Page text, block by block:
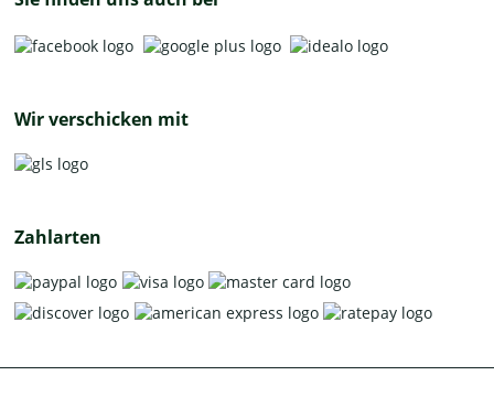
Wir verschicken mit
Zahlarten